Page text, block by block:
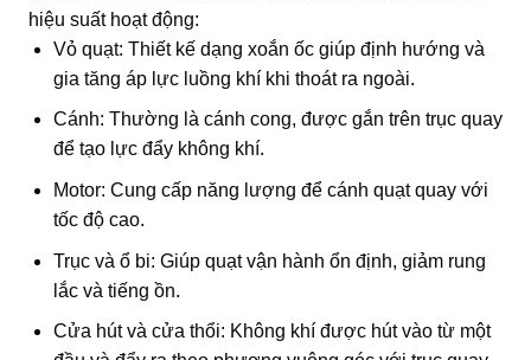
hiệu suất hoạt động:
Vỏ quạt: Thiết kế dạng xoắn ốc giúp định hướng và
gia tăng áp lực luồng khí khi thoát ra ngoài.
Cánh: Thường là cánh cong, được gắn trên trục quay
để tạo lực đẩy không khí.
Motor: Cung cấp năng lượng để cánh quạt quay với
tốc độ cao.
Trục và ổ bi: Giúp quạt vận hành ổn định, giảm rung
lắc và tiếng ồn.
Cửa hút và cửa thổi: Không khí được hút vào từ một